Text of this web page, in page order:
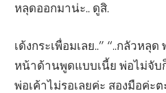
หลุดออกมาน่ะ.. ดูสิ.
เด้งกระเพื่อมเลย..” “..กลัวหลุ
หน้าด้านพูดแบบเนี้ย พ่อไม่จับ
พ่อเค้าไม่รอเลยค่ะ สองมือค่ะ